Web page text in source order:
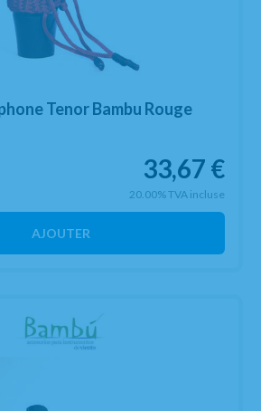
Tenor Bambu Rouge
33,67 €
20.00%TVA incluse
AJOUTER